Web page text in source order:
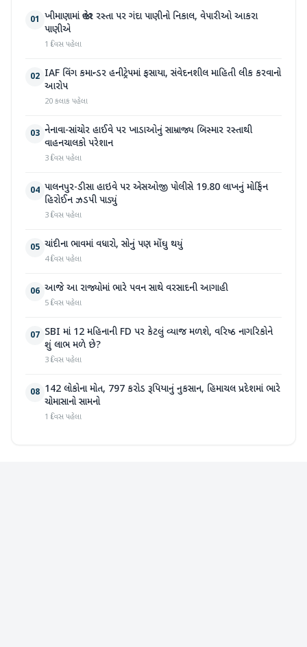
01 ખીમાણામાં જાહેર રસ્તા પર ગંદા પાણીનો નિકાલ, વેપારીઓ આકરા
પાણીએ
1 દિવસ પહેલા
02 IAF વિંગ કમાન્ડર હનીટ્રેપમાં ફસાયા, સંવેદનશીલ માહિતી લીક કરવાનો
આરોપ
20 કલાક પહેલા
03 નેનાવા-સાંચોર હાઈવે પર ખાડાઓનું સામ્રાજ્ય બિસ્માર રસ્તાથી
વાહનચાલકો પરેશાન
3 દિવસ પહેલા
04 પાલનપુર-ડીસા હાઇવે પર એસઓજી પોલીસે 19.80 લાખનું મોર્ફિન
હિરોઈન ઝડપી પાડ્યું
3 દિવસ પહેલા
05 ચાંદીના ભાવમાં વધારો, સોનું પણ મોંઘુ થયું
4 દિવસ પહેલા
06 આજે આ રાજ્યોમાં ભારે પવન સાથે વરસાદની આગાહી
5 દિવસ પહેલા
07 SBI માં 12 મહિનાની FD પર કેટલું વ્યાજ મળશે, વરિષ્ઠ નાગરિકોને
શું લાભ મળે છે?
3 દિવસ પહેલા
08 142 લોકોના મોત, 797 કરોડ રૂપિયાનું નુકસાન, હિમાચલ પ્રદેશમાં ભારે
ચોમાસાનો સામનો
1 દિવસ પહેલા